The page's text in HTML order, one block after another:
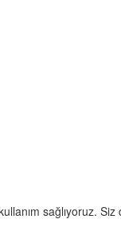
sağlıyoruz. Siz